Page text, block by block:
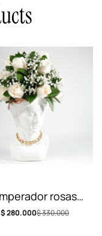
rosas
blancas
$330.000
$280.000